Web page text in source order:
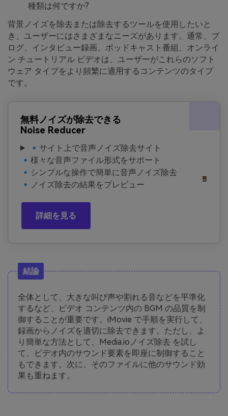
種類は何ですか?
背景ノイズを除去または除去するツールを使用したいと
き、ユーザーにはさまざまなニーズがあります。通常、ブ
ログ、インタビュー録画、ポッドキャスト番組、オンライ
ン チュートリアル ビデオは、ユーザーがこれらのソフト
ウェア タイプをより頻繁に適用するコンテンツのタイプ
です。
無料ノイズが除去できる
Noise Reducer
🔹サイト上で音声ノイズ除去サイト
🔹様々な音声ファイル形式をサポート
🔹シンプルな操作で簡単に音声ノイズ除去
🔹ノイズ除去の結果をプレビュー
詳細を見る
結論
全体として、大きな叫び声や割れる音などを平準化
するなど、ビデオ コンテンツ内の BGM の品質を制
御することが重要です。iMovie で手順を実行して、
録画からノイズを適切に除去できます。ただし、よ
り簡単な方法として、Media.ioノイズ除去 を試し
て、ビデオ内のサウンド要素を即座に制御すること
もできます。次に、そのファイルに他のサウンド効
果も重ねます。